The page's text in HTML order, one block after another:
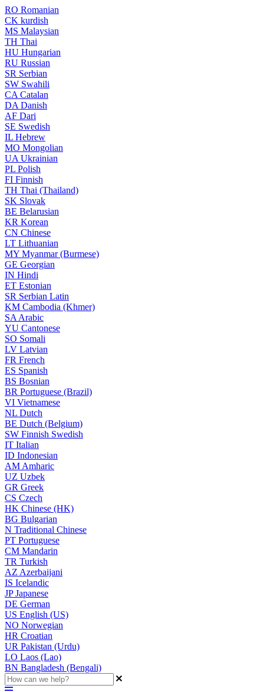
RO Romanian
CK kurdish
MS Malaysian
TH Thai
HU Hungarian
RU Russian
SR Serbian
SW Swahili
CA Catalan
DA Danish
AF Dari
SE Swedish
IL Hebrew
MO Mongolian
UA Ukrainian
PL Polish
FI Finnish
TH Thai (Thailand)
SK Slovak
BE Belarusian
KR Korean
CN Chinese
LT Lithuanian
MY Myanmar (Burmese)
GE Georgian
IN Hindi
ET Estonian
SR Serbian Latin
KM Cambodia (Khmer)
SA Arabic
YU Cantonese
SO Somali
LV Latvian
FR French
ES Spanish
BS Bosnian
BR Portuguese (Brazil)
VI Vietnamese
NL Dutch
BE Dutch (Belgium)
SW Finnish Swedish
IT Italian
ID Indonesian
AM Amharic
UZ Uzbek
GR Greek
CS Czech
HK Chinese (HK)
BG Bulgarian
N Traditional Chinese
PT Portuguese
CM Mandarin
TR Turkish
AZ Azerbaijani
IS Icelandic
JPJapanese
DE German
US English (US)
NO Norwegian
HR Croatian
UR Pakistan (Urdu)
LO Laos (Lao)
BN Bangladesh (Bengali)